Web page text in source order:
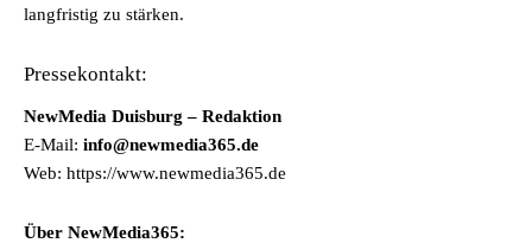
langfristig zu stärken.
Pressekontakt:
NewMedia Duisburg – Redaktion
E-Mail: info@newmedia365.de
Web: https://www.newmedia365.de
Über NewMedia365: